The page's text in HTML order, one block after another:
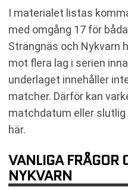
I materialet listas
med omgång 17 för
Strängnäs och Nykvarn
mot flera lag i serien
underlaget innehåller
matcher. Därför kan
matchdatum eller
här.
VANLIGA FRÅGOR
NYKVARN